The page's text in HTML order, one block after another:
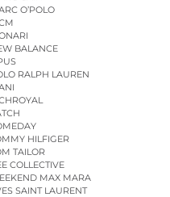
O’POLO
BALANCE
RALPH LAUREN
HILFIGER
TAILOR
COLLECTIVE
MAX MARA
SAINT LAURENT